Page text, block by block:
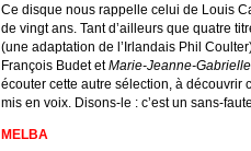
Ce disque nous rappelle celui de Louis
de vingt ans. Tant d’ailleurs que quatre
(une adaptation de l’Irlandais Phil
François Budet etMarie-Jeanne-Gabrielle
écouter cette autre sélection, à découvrir
mis en voix. Disons-le : c’est un sans-faute.
MELBA